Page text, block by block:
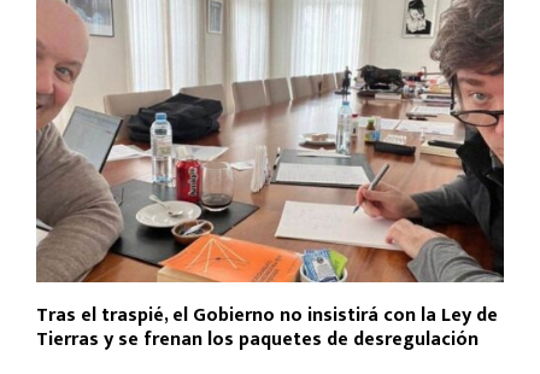
Tras el traspié, el Gobierno no insistirá con la Ley de
Tierras y se frenan los paquetes de desregulación